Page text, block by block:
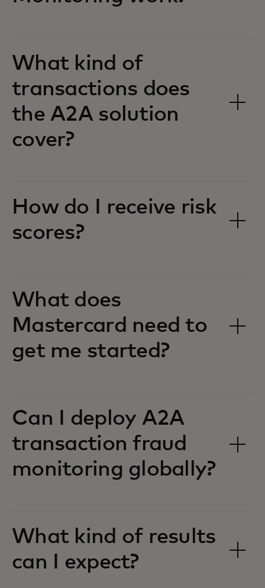
What kind of
transactions does
the A2A solution
cover?
How do I receive risk
scores?
What does
Mastercard need to
get me started?
Can I deploy A2A
transaction fraud
monitoring globally?
What kind of results
can I expect?